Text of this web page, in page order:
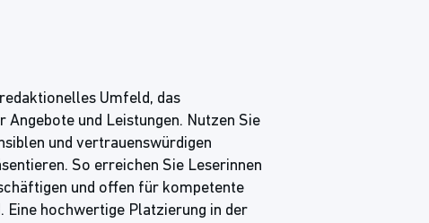
Umfeld, das
und Leistungen. Nutzen Sie
und vertrauenswürdigen
So erreichen Sie Leserinnen
und offen für kompetente
Eine hochwertige Platzierung in der